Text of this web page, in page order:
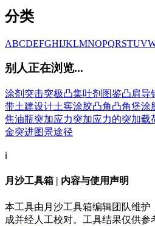
分类
ABCDEFGHIJKLMNOPQRSTUV
别人正在浏览...
涂剂 突击突极凸集吐剂 图鉴凸肩导
带土建设计土窖涂胶凸角凸角堡涂
焦油瓶突加应力突加应力的突加载
金突进图景途径
ℹ️
月沙工具箱 | 内容与使用声明
本工具由月沙工具箱编辑团队维护
成并经人工校对。工具结果仅供参